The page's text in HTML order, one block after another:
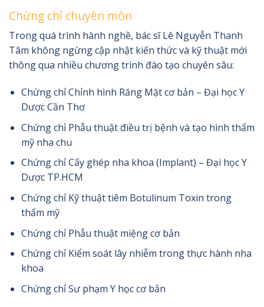
Chứng chỉ chuyên môn
Trong quá trình hành nghề, bác sĩ Lê Nguyễn Thanh
Tâm không ngừng cập nhật kiến thức và kỹ thuật mới
thông qua nhiều chương trình đào tạo chuyên sâu:
Chứng chỉ Chỉnh hình Răng Mặt cơ bản – Đại học Y
Dược Cần Thơ
Chứng chỉ Phẫu thuật điều trị bệnh và tạo hình thẩm
mỹ nha chu
Chứng chỉ Cấy ghép nha khoa (Implant) – Đại học Y
Dược TP.HCM
Chứng chỉ Kỹ thuật tiêm Botulinum Toxin trong
thẩm mỹ
Chứng chỉ Phẫu thuật miệng cơ bản
Chứng chỉ Kiểm soát lây nhiễm trong thực hành nha
khoa
Chứng chỉ Sư phạm Y học cơ bản